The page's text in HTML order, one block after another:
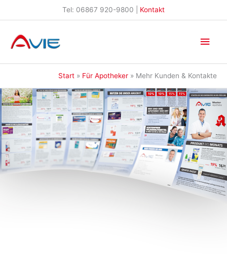
Inhalt
Tel: 06867 920-9800 | Kontakt
Start Für Apotheker Mehr Kunden & Kontakte